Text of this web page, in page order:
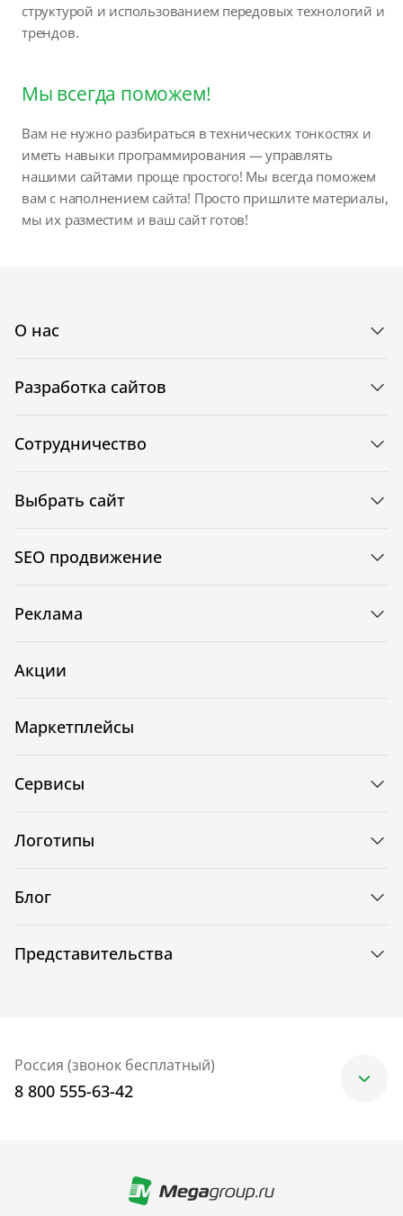
структурой и использованием передовых технологий и
трендов.
Мы всегда поможем!
Вам не нужно разбираться в технических тонкостях и
иметь навыки программирования — управлять
нашими сайтами проще простого! Мы всегда поможем
вам с наполнением сайта! Просто пришлите материалы,
мы их разместим и ваш сайт готов!
О нас
Разработка сайтов
Сотрудничество
Выбрать сайт
SEO продвижение
Реклама
Акции
Маркетплейсы
Сервисы
Логотипы
Блог
Представительства
Россия (звонок бесплатный)
8 800 555-63-42
+7 (499) 705-30-10